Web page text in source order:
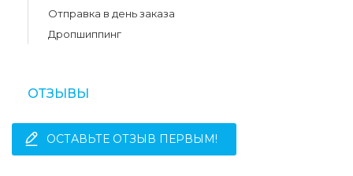
Отправка в день заказа
Дропшиппинг
ОТЗЫВЫ
ОСТАВЬТЕ ОТЗЫВ ПЕРВЫМ!